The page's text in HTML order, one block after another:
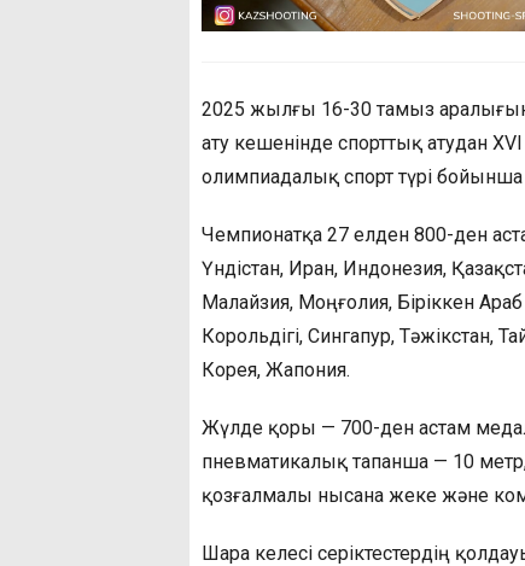
2025 жылғы 16-30 тамыз
ату кешенінде спорттық атудан
олимпиадалық спорт түрі бойынша
Чемпионатқа 27 елден 800-ден
Үндістан, Иран, Индонезия,
Малайзия, Моңғолия, Біріккен
Корольдігі, Сингапур, Тәжікстан,
Корея, Жапония.
Жүлде қоры — 700-ден астам
пневматикалық тапанша — 10
қозғалмалы нысана жеке және
Шара келесі серіктестердің